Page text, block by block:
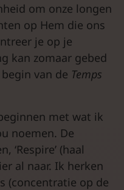
om onze longen
op Hem die ons
je op je
kan zomaar gebed
van de Temps
met wat ik
noemen. De
‘Respire’ (haal
al naar. Ik herken
(concentratie op de